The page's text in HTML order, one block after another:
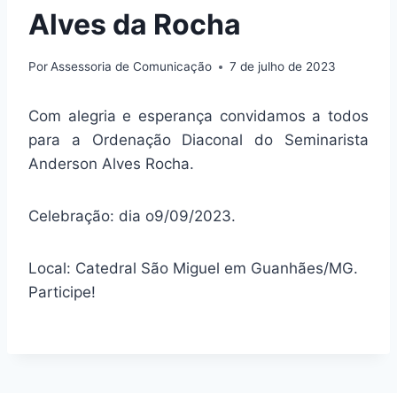
Alves da Rocha
PorAssessoria de Comunicação 7 de julho de 2023
Com alegria e esperança convidamos a todos
para a Ordenação Diaconal do Seminarista
Anderson Alves Rocha.
Celebração: dia o9/09/2023.
Local: Catedral São Miguel em Guanhães/MG.
Participe!